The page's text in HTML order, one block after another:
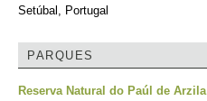
Setúbal, Portugal
PARQUES
Reserva Natural do Paúl de Arzila